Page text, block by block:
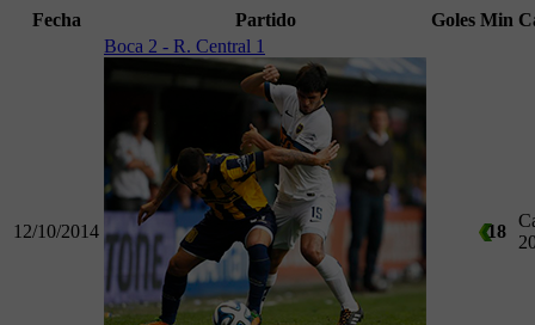
Fecha Partido Goles Min
12/10/2014
Boca 2 - R. Central 1
18